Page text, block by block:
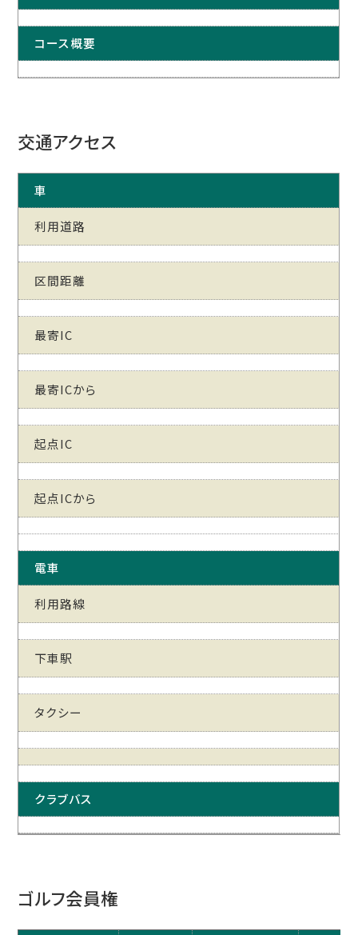
コース概要
交通アクセス
車
利用道路
区間距離
最寄IC
最寄ICから
起点IC
起点ICから
電車
利用路線
下車駅
タクシー
クラブバス
ゴルフ会員権